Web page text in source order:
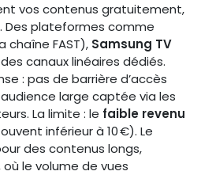
vos contenus gratuitement,
Des plateformes comme
chaîne FAST), Samsung TV
canaux linéaires dédiés.
: pas de barrière d’accès
large captée via les
La limite : le faible revenu
inférieur à 10 €). Le
des contenus longs,
le volume de vues